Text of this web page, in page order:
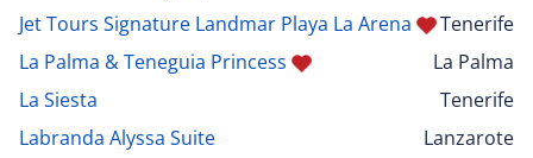
Jet Tours Signature Landmar Playa La Arena
Tenerife
La Palma & Teneguia Princess
La Palma
La Siesta
Tenerife
Labranda Alyssa Suite
Lanzarote